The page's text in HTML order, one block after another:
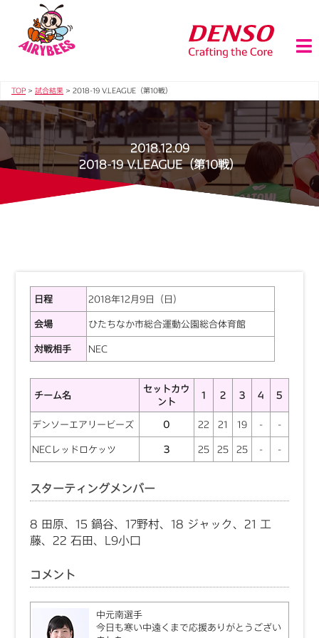
TOP > 試合結果 > 2018-19 V.LEAGUE（第10戦）
2018.12.09
2018-19 V.LEAGUE（第10戦）
日程
2018年12月9日（日）
会場
ひたちなか市総合運動公園総合体育館
対戦相手
NEC
チーム名
セットカウ
ント
1 2 3 4 5
デンソーエアリービーズ 0 22 21 19 -
-
NECレッドロケッツ
3 25 25 25 - -
スターティングメンバー
8 田原、15 鍋谷、17野村、18 ジャック、21 工
藤、22 石田、L9小口
コメント
中元南選手
今日も寒い中遠くまで応援ありがとうござい